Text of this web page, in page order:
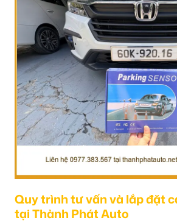
Quy trình tư vấn và lắp đặt
tại Thành Phát Auto